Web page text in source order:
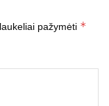
pažymėti *